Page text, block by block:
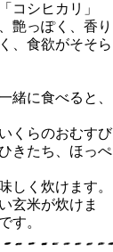
コシヒカリ」
艶っぽく、香り
、食欲がそそら
緒に食べると、
くらのおむすび
きたち、ほっぺ
しく炊けます。
玄米が炊けま
す。